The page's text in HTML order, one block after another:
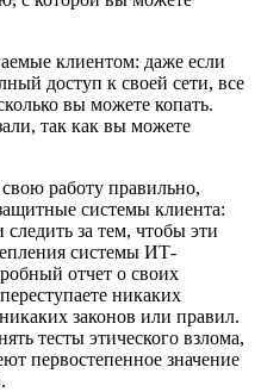
клиентом: даже если
доступ к своей сети, все
вы можете копать.
так как вы можете
работу правильно,
системы клиента:
за тем, чтобы эти
системы ИТ-
отчет о своих
никаких
законов или правил.
тесты этического взлома,
первостепенное значение